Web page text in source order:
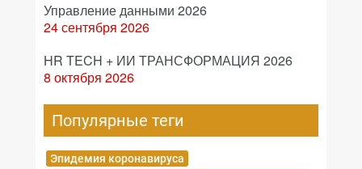
Управление данными 2026
24 сентября 2026
HR TECH + ИИ ТРАНСФОРМАЦИЯ 2026
8 октября 2026
Популярные теги
Эпидемия коронавируса